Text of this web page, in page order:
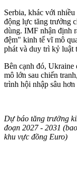
Serbia, khác với
động lực tăng trưởng
dùng. IMF nhận định
đệm" kinh tế vĩ mô
phát và duy trì kỷ luật
Bên cạnh đó,
mô lớn sau chiến
trình hội nhập sâu
Dự báo tăng trưởng
đoạn 2027 - 2031
khu vực đồng Euro)